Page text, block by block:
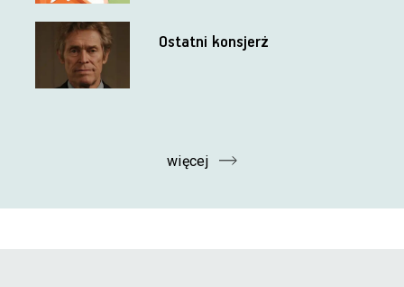
Ostatni konsjerż
więcej